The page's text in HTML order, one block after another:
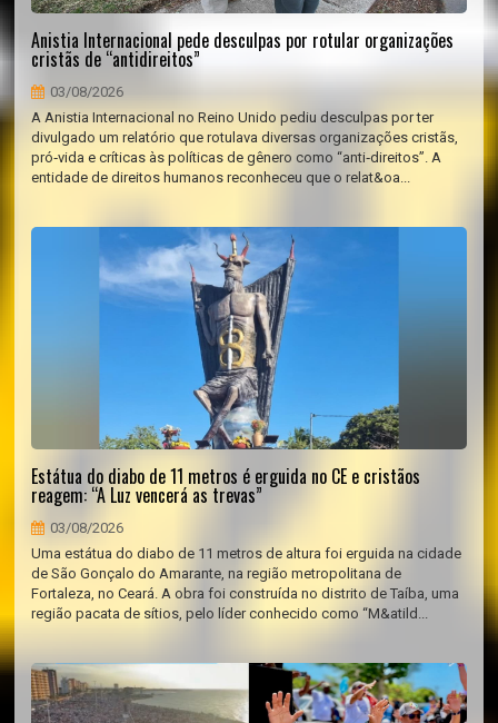
Anistia Internacional pede desculpas por rotular organizações
cristãs de “antidireitos”
03/08/2026
A Anistia Internacional no Reino Unido pediu desculpas por ter
divulgado um relatório que rotulava diversas organizações cristãs,
pró‑vida e críticas às políticas de gênero como “anti‑direitos”. A
entidade de direitos humanos reconheceu que o relat&oa...
Estátua do diabo de 11 metros é erguida no CE e cristãos
reagem: “A Luz vencerá as trevas”
03/08/2026
Uma estátua do diabo de 11 metros de altura foi erguida na cidade
de São Gonçalo do Amarante, na região metropolitana de
Fortaleza, no Ceará. A obra foi construída no distrito de Taíba, uma
região pacata de sítios, pelo líder conhecido como “M&atild...